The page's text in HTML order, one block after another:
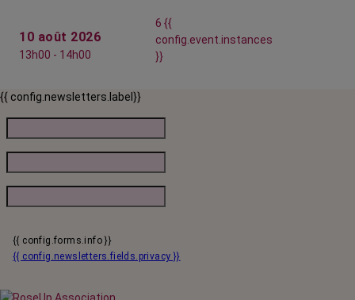
10 août 2026
13h00 - 14h00
6 {{
config.event.instances
}}
{{ config.newsletters.label}}
{{ config.forms.info }}
{{ config.newsletters.fields.privacy }}